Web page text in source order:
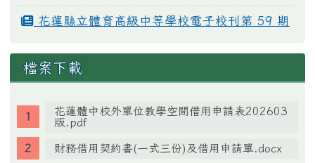
花蓮縣立體育高級中等學校電子校刊第 59 期
檔案下載
花蓮體中校外單位教學空間借用申請表202603
版.pdf
財務借用契約書(一式三份)及借用申請單.docx